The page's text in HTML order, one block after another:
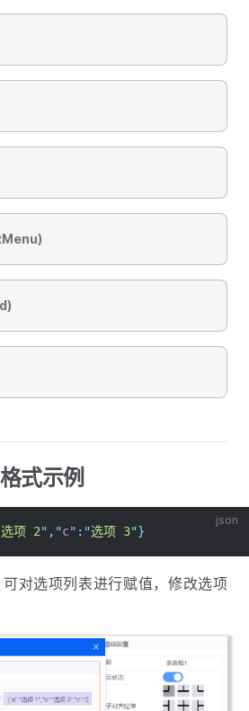
式示例
json
选项 2" , "c" : "选项 3"}
可对选项列表进行赋值，修改选项